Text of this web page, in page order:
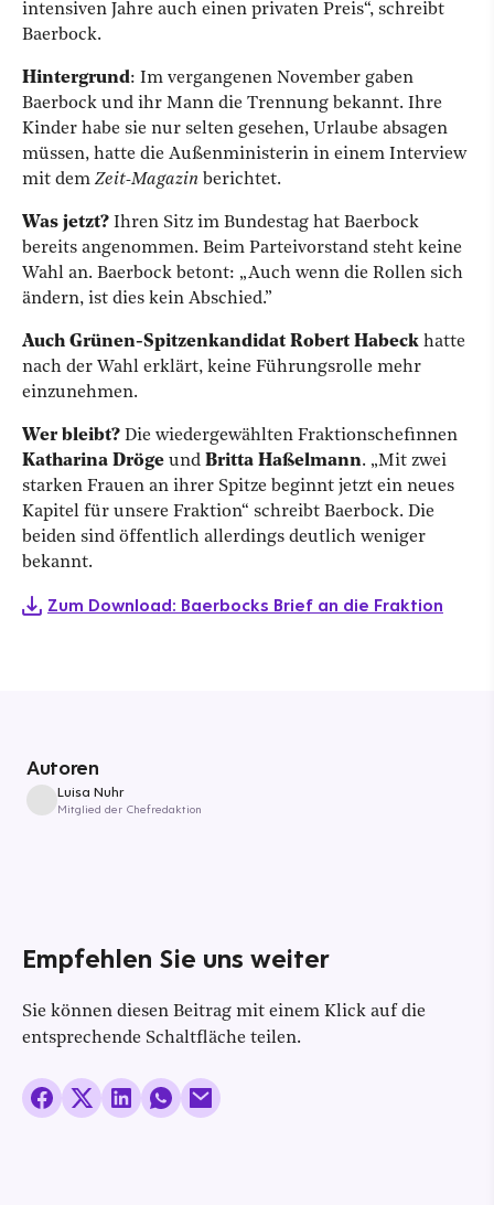
intensiven Jahre auch einen privaten Preis“, schreibt
Baerbock.
Hintergrund: Im vergangenen November gaben
Baerbock und ihr Mann die Trennung bekannt. Ihre
Kinder habe sie nur selten gesehen, Urlaube absagen
müssen, hatte die Außenministerin in einem Interview
mit dem Zeit-Magazin berichtet.
Was jetzt? Ihren Sitz im Bundestag hat Baerbock
bereits angenommen. Beim Parteivorstand steht keine
Wahl an. Baerbock betont: „Auch wenn die Rollen sich
ändern, ist dies kein Abschied.”
Auch Grünen-Spitzenkandidat Robert Habeck hatte
nach der Wahl erklärt, keine Führungsrolle mehr
einzunehmen.
Wer bleibt? Die wiedergewählten Fraktionschefinnen
Katharina Dröge und Britta Haßelmann. „Mit zwei
starken Frauen an ihrer Spitze beginnt jetzt ein neues
Kapitel für unsere Fraktion“ schreibt Baerbock. Die
beiden sind öffentlich allerdings deutlich weniger
bekannt.
Zum Download: Baerbocks Brief an die Fraktion
Autoren
Luisa Nuhr
Mitglied der Chefredaktion
Empfehlen Sie uns weiter
Sie können diesen Beitrag mit einem Klick auf die
entsprechende Schaltfläche teilen.